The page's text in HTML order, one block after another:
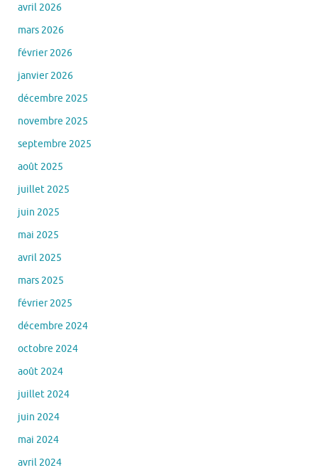
avril 2026
mars 2026
février 2026
janvier 2026
décembre 2025
novembre 2025
septembre 2025
août 2025
juillet 2025
juin 2025
mai 2025
avril 2025
mars 2025
février 2025
décembre 2024
octobre 2024
août 2024
juillet 2024
juin 2024
mai 2024
avril 2024